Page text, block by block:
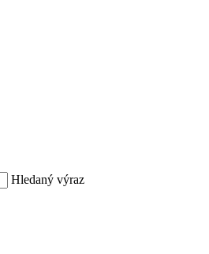
Hledaný výraz